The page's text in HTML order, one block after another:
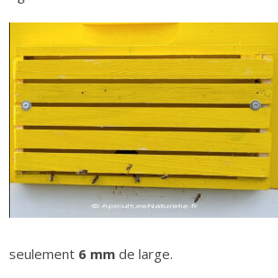
seulement 6 mm de large.